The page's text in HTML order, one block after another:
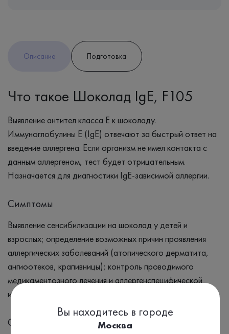
Описание Подготовка
Что такое Шоколад IgE, F105
Выявление антител класса Е к шоколаду.
Иммуноглобулины Е (IgE) отвечают за быстрый ответ на
введение аллергена. Если организм не имел контакта с
данным аллергеном, тест будет отрицательным.
Назначается для диагностики IgE-зависимой аллергии.
Симптомы
Выявление сенсибилизации на шоколад у детей и
взрослых; определение возможных причин проявления
аллергических заболеваний (атопического дерматита,
ангиоотеков, крапивницы); контроль проводимого
медикаментозного лечения и аллергенспецифической
иммунотерапии (АСИТ).
Синонимы
Вы находитесь в городе
Москва